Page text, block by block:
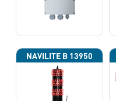
NAVILITE B 13950